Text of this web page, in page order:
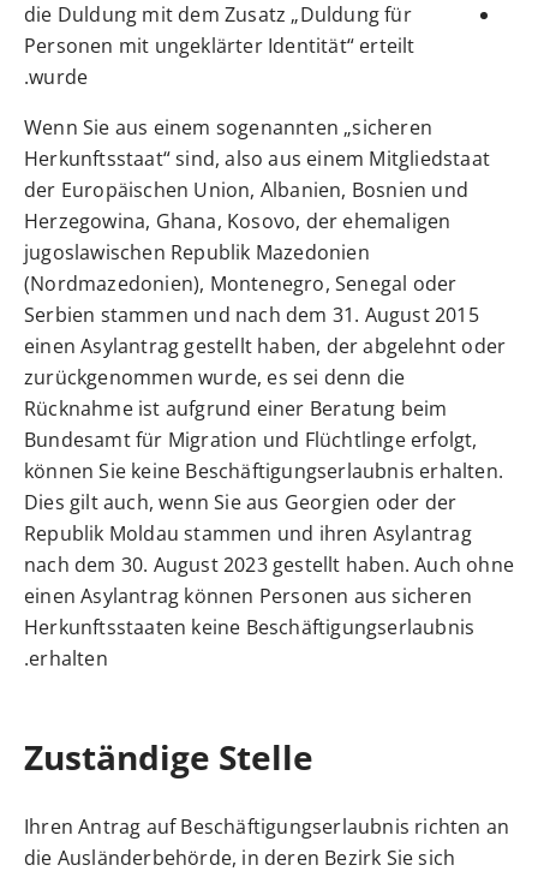
die Duldung mit dem Zusatz „Duldung für
Personen mit ungeklärter Identität“ erteilt
wurde.
Wenn Sie aus einem sogenannten „sicheren
Herkunftsstaat“ sind, also aus einem Mitgliedstaat
der Europäischen Union, Albanien, Bosnien und
Herzegowina, Ghana, Kosovo, der ehemaligen
jugoslawischen Republik Mazedonien
(Nordmazedonien), Montenegro, Senegal oder
Serbien stammen und nach dem 31. August 2015
einen Asylantrag gestellt haben, der abgelehnt oder
zurückgenommen wurde, es sei denn die
Rücknahme ist aufgrund einer Beratung beim
Bundesamt für Migration und Flüchtlinge erfolgt,
können Sie keine Beschäftigungserlaubnis erhalten.
Dies gilt auch, wenn Sie aus Georgien oder der
Republik Moldau stammen und ihren Asylantrag
nach dem 30. August 2023 gestellt haben. Auch ohne
einen Asylantrag können Personen aus sicheren
Herkunftsstaaten keine Beschäftigungserlaubnis
erhalten.
Zuständige Stelle
Ihren Antrag auf Beschäftigungserlaubnis richten an
die Ausländerbehörde, in deren Bezirk Sie sich